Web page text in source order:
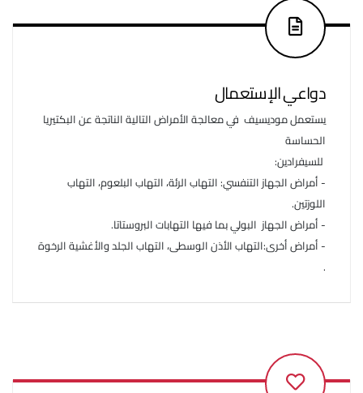
دواعي الإستعمال
يستعمل موديسيف في معالجة الأمراض التالية الناتجة عن البكتيريا
الحساسة
للسيفرادين:
- أمراض الجهاز التنفسي: التهاب الرئة، التهاب البلعوم، التهاب
اللوزتين.
- أمراض الجهاز البولي بما فيها التهابات البروستاتا.
- أمراض أخرى:التهاب الأذن الوسطى، التهاب الجلد والأغشية الرخوة
.